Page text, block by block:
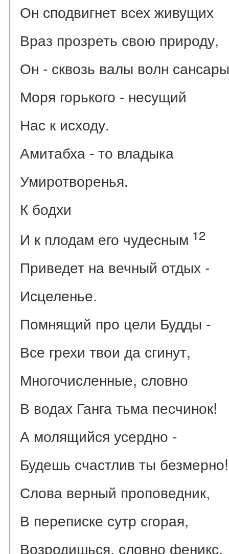
Он сподвигнет всех живущих
Враз прозреть свою природу,
Он - сквозь валы волн
Моря горького - несущий
Нас к исходу.
Амитабха - то владыка
Умиротворенья.
К бодхи
И к плодам его чудесным 12
Приведет на вечный отдых -
Исцеленье.
Помнящий про цели Будды -
Все грехи твои да сгинут,
Многочисленные, словно
В водах Ганга тьма песчинок!
А молящийся усердно -
Будешь счастлив ты безмерно!
Слова верный проповедник,
В переписке сутр сгорая,
Возродишься, словно феникс,